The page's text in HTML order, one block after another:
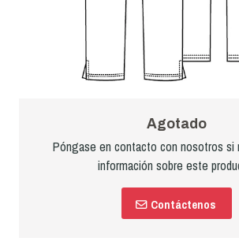
Agotado
Póngase en contacto con nosotros si
información sobre este
Contáctenos